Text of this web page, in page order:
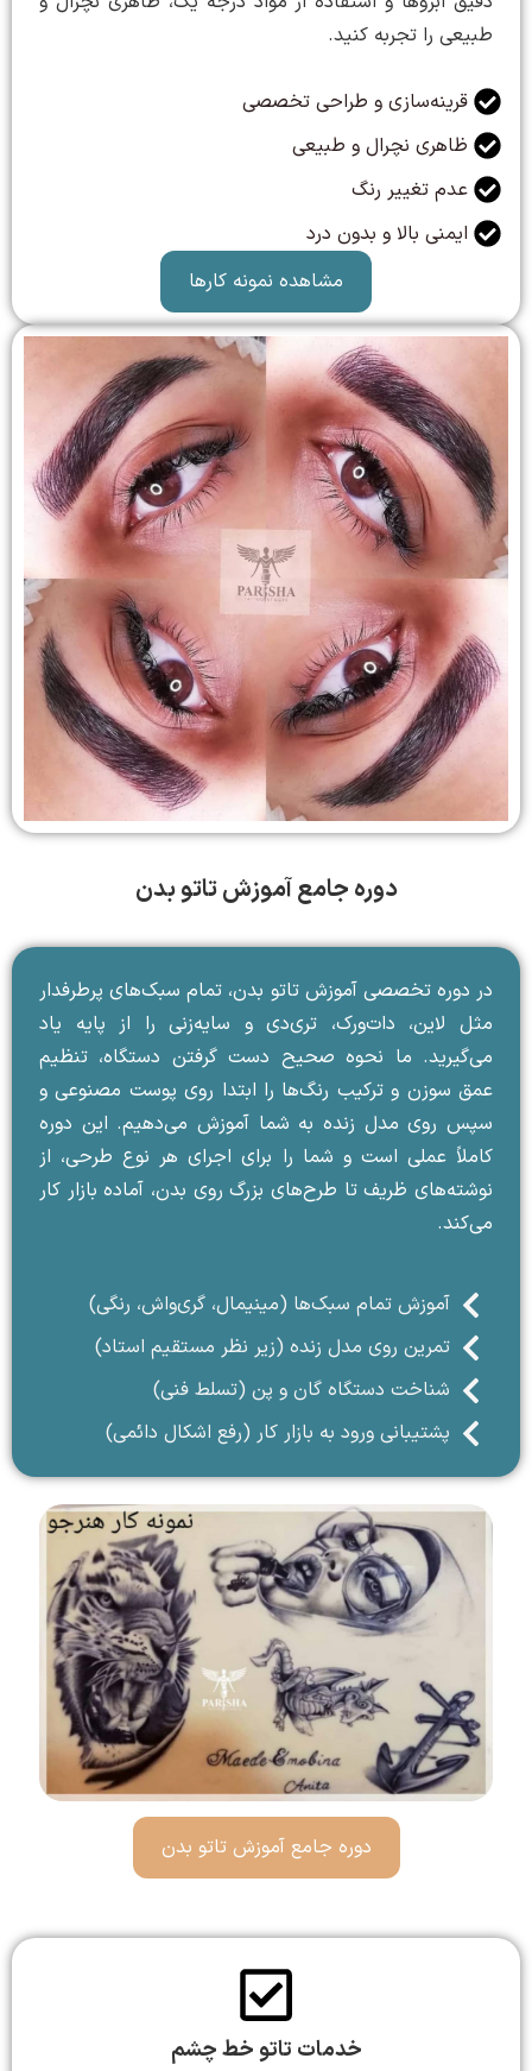
طبیعی را تجربه کنید.
قرینه‌سازی و طراحی تخصصی
ظاهری نچرال و طبیعی
عدم تغییر رنگ
ایمنی بالا و بدون درد
مشاهده نمونه کارها
دوره جامع آموزش تاتو بدن
در دوره تخصصی آموزش تاتو بدن، تمام سبک‌های پرطرفدار
مثل لاین، دات‌ورک، تری‌دی و سایه‌زنی را از پایه یاد
می‌گیرید. ما نحوه صحیح دست گرفتن دستگاه، تنظیم
عمق سوزن و ترکیب رنگ‌ها را ابتدا روی پوست مصنوعی و
سپس روی مدل زنده به شما آموزش می‌دهیم. این دوره
کاملاً عملی است و شما را برای اجرای هر نوع طرحی، از
نوشته‌های ظریف تا طرح‌های بزرگ روی بدن، آماده بازار کار
می‌کند.
آموزش تمام سبک‌ها (مینیمال، گری‌واش، رنگی)
تمرین روی مدل زنده (زیر نظر مستقیم استاد)
شناخت دستگاه گان و پن (تسلط فنی)
پشتیبانی ورود به بازار کار (رفع اشکال دائمی)
دوره جامع آموزش تاتو بدن
خدمات تاتو خط چشم